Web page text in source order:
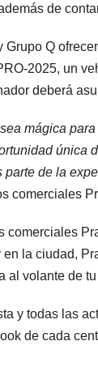
de
Grupo Q
2025, un
deberá
mágica
única
parte de la
comerciales
comerciales
la ciudad,
al volante de
y todas las
de cada